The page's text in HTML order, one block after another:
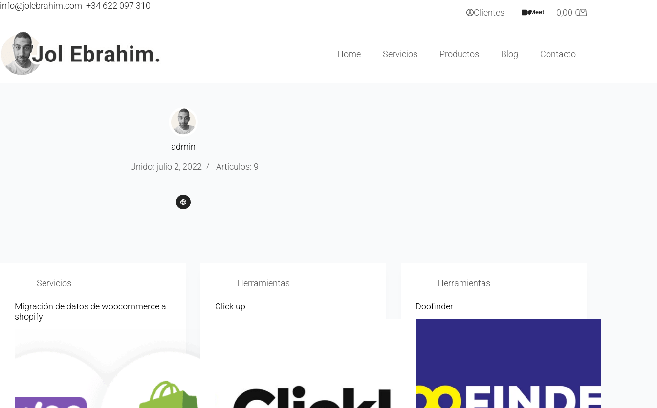
info@jolebrahim.com +34 622 097 310
Clientes Meet 0,00 €
Home Servicios Productos Blog Contacto
admin
Unido: julio 2, 2022
Artículos: 9
Servicios
Migración de datos de woocommerce a
shopify
Herramientas
Click up
Herramientas
Doofinder